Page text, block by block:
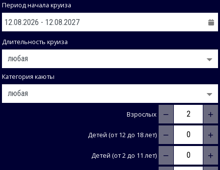
Период начала круиза
Длительность круиза
Категория каюты
Взрослых − +
Детей (от 12 до 18 лет) − +
Детей (от 2 до 11 лет) − +